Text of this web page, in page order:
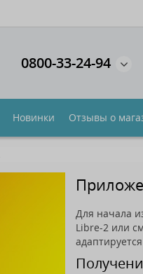
0800-33-24-94
Новинки Отзывы о
Для начала
Libre-2 или